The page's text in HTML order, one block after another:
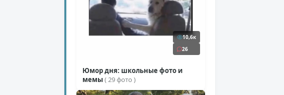
10,6к
26
Юмор дня: школьные фото и
мемы ( 29 фото )